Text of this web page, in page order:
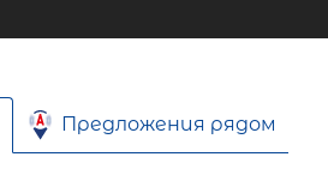
Предложения рядом